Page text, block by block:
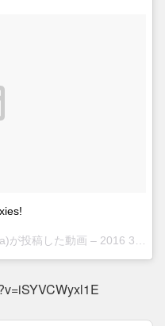
が投稿した動画 – 2016 3月 31 6:47午後 PDT